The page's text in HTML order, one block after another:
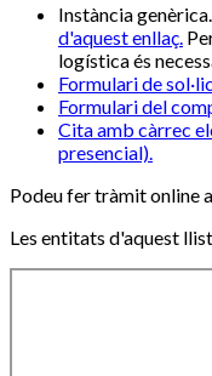
Instància
d'aquest enllaç.
logística és
Formulari de
Formulari del
Cita amb càrrec
presencial).
Podeu fer tràmit online
Les entitats d'aquest